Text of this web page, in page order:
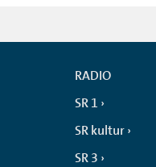
RADIO
SR 1
SR kultur
SR 3